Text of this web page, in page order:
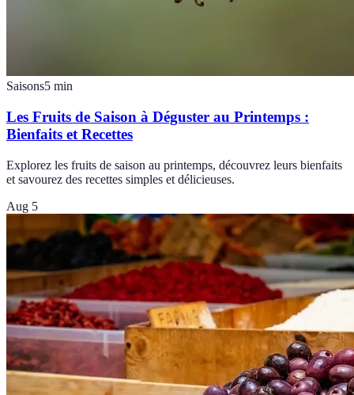
Saisons5 min
Les Fruits de Saison à Déguster au Printemps :
Bienfaits et Recettes
Explorez les fruits de saison au printemps, découvrez leurs bienfaits
et savourez des recettes simples et délicieuses.
Aug 5